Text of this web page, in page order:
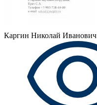
Каргин Николай Иванович